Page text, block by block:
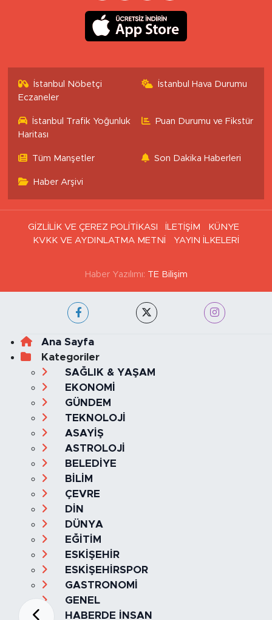
İstanbul Nöbetçi
Eczaneler
İstanbul Hava Durumu
İstanbul Trafik Yoğunluk
Haritası
Puan Durumu ve Fikstür
Tüm Manşetler Son Dakika Haberleri
Haber Arşivi
GİZLİLİK VE ÇEREZ POLİTİKASI İLETİŞİM
KÜNYE
KVKK VE AYDINLATMA METNİ
YAYIN İLKELERİ
Haber Yazılımı: TE Bilişim
Ana Sayfa
Kategoriler
SAĞLIK & YAŞAM
EKONOMİ
GÜNDEM
TEKNOLOJİ
ASAYİŞ
ASTROLOJİ
BELEDİYE
BİLİM
ÇEVRE
DİN
DÜNYA
EĞİTİM
ESKİŞEHİR
ESKİŞEHİRSPOR
GASTRONOMİ
GENEL
HABERDE İNSAN